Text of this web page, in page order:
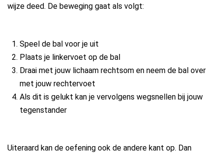
wijze deed. De beweging gaat als volgt:
Speel de bal voor je uit
Plaats je linkervoet op de bal
Draai met jouw lichaam rechtsom en neem de bal over
met jouw rechtervoet
Als dit is gelukt kan je vervolgens wegsnellen bij jouw
tegenstander
Uiteraard kan de oefening ook de andere kant op. Dan